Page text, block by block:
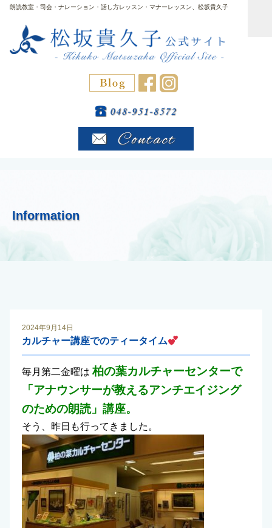
朗読教室・司会・ナレーション・話し方レッスン・マナーレッスン、松坂貴久子
Information
2024年9月14日
カルチャー講座でのティータイム
毎月第二金曜は柏の葉カルチャーセンターで
「アナウンサーが教えるアンチエイジング
のための朗読」講座。
そう、昨日も行ってきました。